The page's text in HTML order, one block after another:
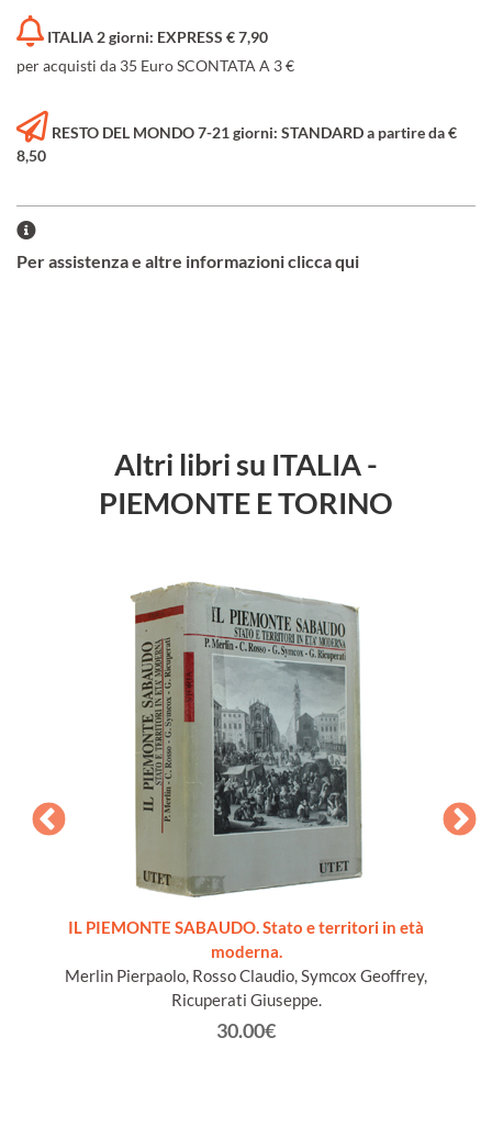
ITALIA 2 giorni: EXPRESS € 7,90
per acquisti da 35 Euro SCONTATA A 3 €
RESTO DEL MONDO 7-21 giorni: STANDARD a partire da €
8,50
Per assistenza e altre informazioni clicca qui
Altri libri su ITALIA -
PIEMONTE E TORINO
IL PIEMONTE SABAUDO. Stato e territori in età
moderna.
Merlin Pierpaolo, Rosso Claudio, Symcox Geoffrey,
Ricuperati Giuseppe.
30.00€